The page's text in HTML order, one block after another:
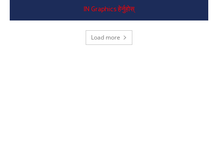
IN Graphics हेर्नुहोस्
Load more